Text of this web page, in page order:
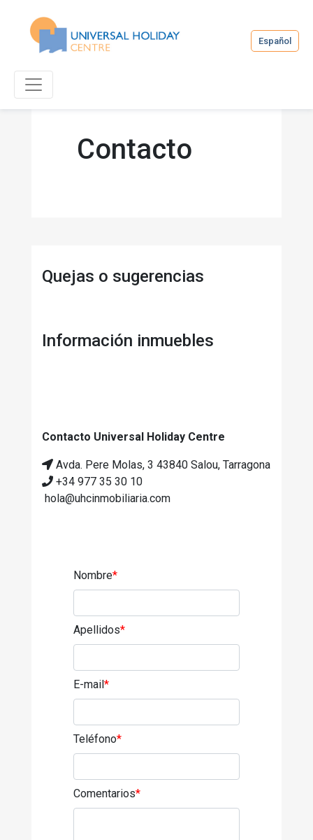
Español
Contacto
Quejas o sugerencias
Información inmuebles
Contacto Universal Holiday Centre
Avda. Pere Molas, 3 43840 Salou, Tarragona
+34 977 35 30 10
hola@uhcinmobiliaria.com
Nombre*
Apellidos*
E-mail*
Teléfono*
Comentarios*